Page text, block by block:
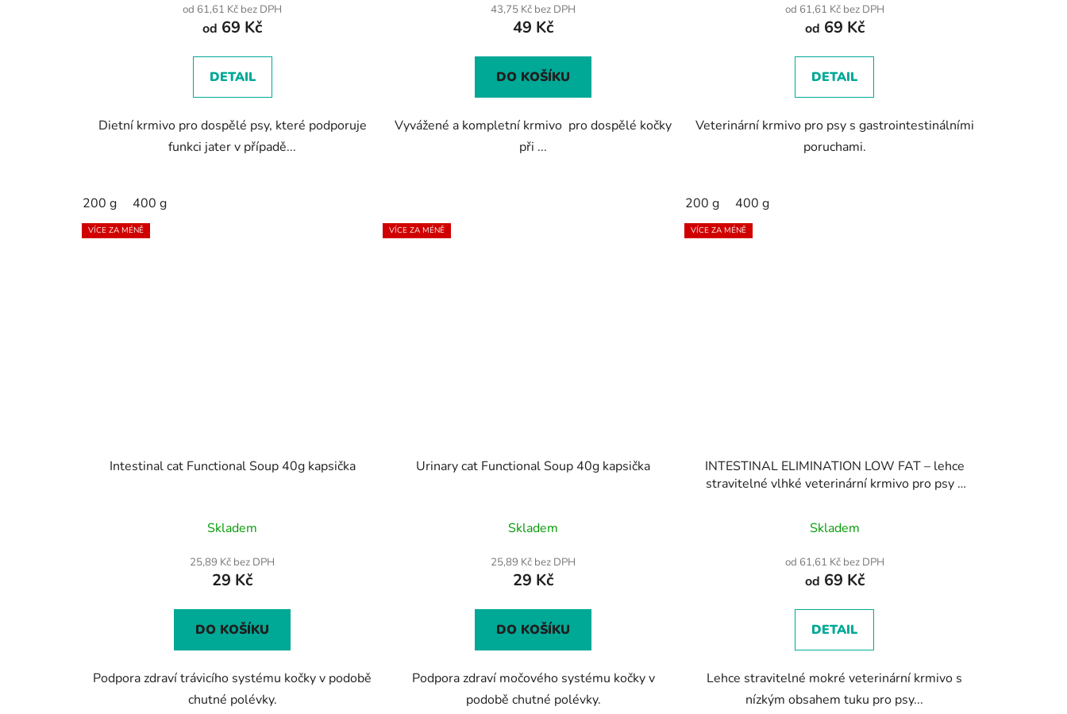
produktu
je
z
od 61,61 Kč bez DPH
od 69 Kč
DETAIL
Dietní krmivo pro dospělé psy, které podporuje
funkci jater v případě...
200 g 400 g
produktu
je
z
43,75 Kč bez DPH
49 Kč
DO KOŠÍKU
Vyvážené a kompletní krmivo pro dospělé kočky
při ...
produktu
je
z
od 61,61 Kč bez DPH
od 69 Kč
DETAIL
Veterinární krmivo pro psy s gastrointestinálními
poruchami.
200 g 400 g
VÍCE ZA MÉNĚ
Intestinal cat Functional Soup 40g kapsička
Skladem
25,89 Kč bez DPH
29 Kč
DO KOŠÍKU
Podpora zdraví trávicího systému kočky v podobě
chutné polévky.
VÍCE ZA MÉNĚ
Urinary cat Functional Soup 40g kapsička
Skladem
25,89 Kč bez DPH
29 Kč
DO KOŠÍKU
Podpora zdraví močového systému kočky v
podobě chutné polévky.
VÍCE ZA MÉNĚ
INTESTINAL ELIMINATION LOW FAT – lehce
stravitelné vlhké veterinární krmivo pro psy s
hodnocení
produktu
je
z
Skladem
od 61,61 Kč bez DPH
od 69 Kč
DETAIL
Lehce stravitelné mokré veterinární krmivo s
nízkým obsahem tuku pro psy...